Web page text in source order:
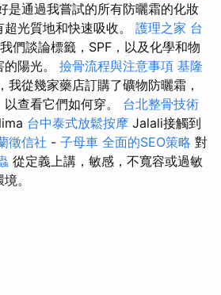
是通過我嘗試的所有防曬霜的化妝
光質地和快速吸收。 護理之家 台
們談論標籤，SPF，以及化學和物
陽光。 撿骨流程與注意事項 基隆
我從幾家藥店訂購了礦物防曬霜，
查看它們如何穿。 台北整骨技術
台中泰式放鬆按摩 Jalali接觸到
徵信社 - 子母車 全面的SEO策略 對
從定義上講，敏感，不寬容或過敏
。